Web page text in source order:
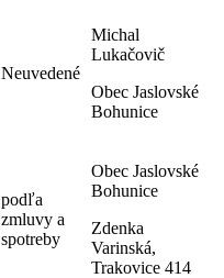
Neuvedené
Michal
Lukačovič
Obec Jaslovské
Bohunice
podľa
zmluvy a
spotreby
Obec Jaslovské
Bohunice
Zdenka
Varinská,
Trakovice 414